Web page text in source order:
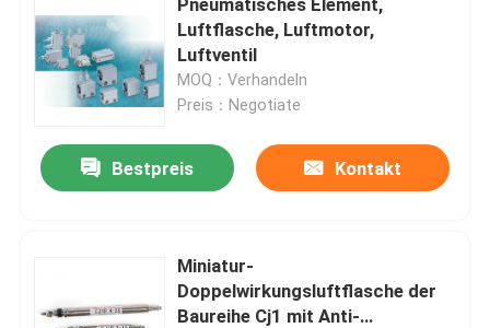
Luftflasche, Luftmotor,
Luftventil
MOQ：Verhandeln
Preis：Negotiate
Bestpreis Kontakt
Miniatur-
Doppelwirkungsluftflasche der
Baureihe Cj1 mit Anti-